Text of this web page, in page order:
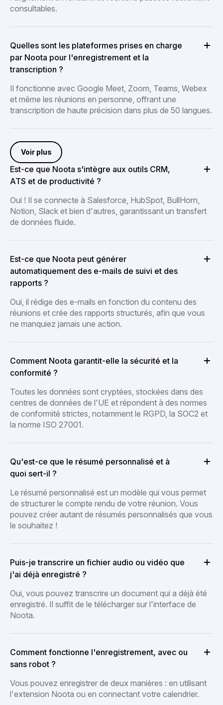
consultables.
Quelles sont les plateformes prises en charge
par Noota pour l'enregistrement et la
transcription ?
Il fonctionne avec Google Meet, Zoom, Teams, Webex
et même les réunions en personne, offrant une
transcription de haute précision dans plus de 50 langues.
Voir plus
Est-ce que Noota s'intègre aux outils CRM,
ATS et de productivité ?
Oui ! Il se connecte à Salesforce, HubSpot, BullHorn,
Notion, Slack et bien d'autres, garantissant un transfert
de données fluide.
Est-ce que Noota peut générer
automatiquement des e-mails de suivi et des
rapports ?
Oui, il rédige des e-mails en fonction du contenu des
réunions et crée des rapports structurés, afin que vous
ne manquiez jamais une action.
Comment Noota garantit-elle la sécurité et la
conformité ?
Toutes les données sont cryptées, stockées dans des
centres de données de l'UE et répondent à des normes
de conformité strictes, notamment le RGPD, la SOC2 et
la norme ISO 27001.
Qu'est-ce que le résumé personnalisé et à
quoi sert-il ?
Le résumé personnalisé est un modèle qui vous permet
de structurer le compte rendu de votre réunion. Vous
pouvez créer autant de résumés personnalisés que vous
le souhaitez !
Puis-je transcrire un fichier audio ou vidéo que
j'ai déjà enregistré ?
Oui, vous pouvez transcrire un document qui a déjà été
enregistré. Il suffit de le télécharger sur l'interface de
Noota.
Comment fonctionne l'enregistrement, avec ou
sans robot ?
Vous pouvez enregistrer de deux manières : en utilisant
l'extension Noota ou en connectant votre calendrier.